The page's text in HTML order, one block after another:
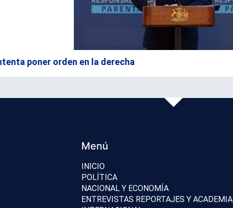
poner orden en la derecha
Menú
INICIO
POLÍTICA
NACIONAL Y ECONOMÍA
ENTREVISTAS REPORTAJES Y ACADEMIA